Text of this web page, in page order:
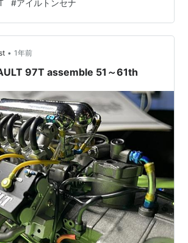
69 左バンクインタークーラー（１）
タークーラー（２） 71 インタークーラ
み立て 72 エンジンコントロールユニッ
サイドポッドの取り付け 74 左ラジエー
#アイルトンセナ
• 1年前
97T assemble 51～61th